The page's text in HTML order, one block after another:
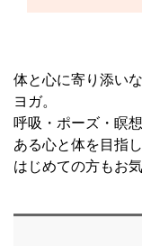
体と心に寄り添い
ヨガ。
呼吸・ポーズ・瞑
ある心と体を目指し
はじめての方もお